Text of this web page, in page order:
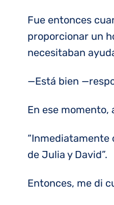
Fue entonces
proporcionar un
necesitaban
—Está bien
En ese momento,
“Inmediatamente
de Julia y David”.
Entonces, me di